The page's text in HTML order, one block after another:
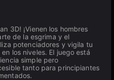
3D! ¡Vienen los hombres
de la esgrima y el
potenciadores y vigila tu
los niveles. El juego está
simple pero
tanto para principiantes